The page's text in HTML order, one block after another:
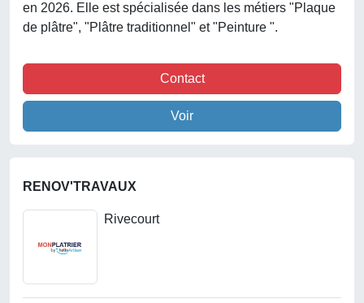
en 2026. Elle est spécialisée dans les métiers "Plaque
de plâtre", "Plâtre traditionnel" et "Peinture ".
Contact
Voir
RENOV'TRAVAUX
Rivecourt